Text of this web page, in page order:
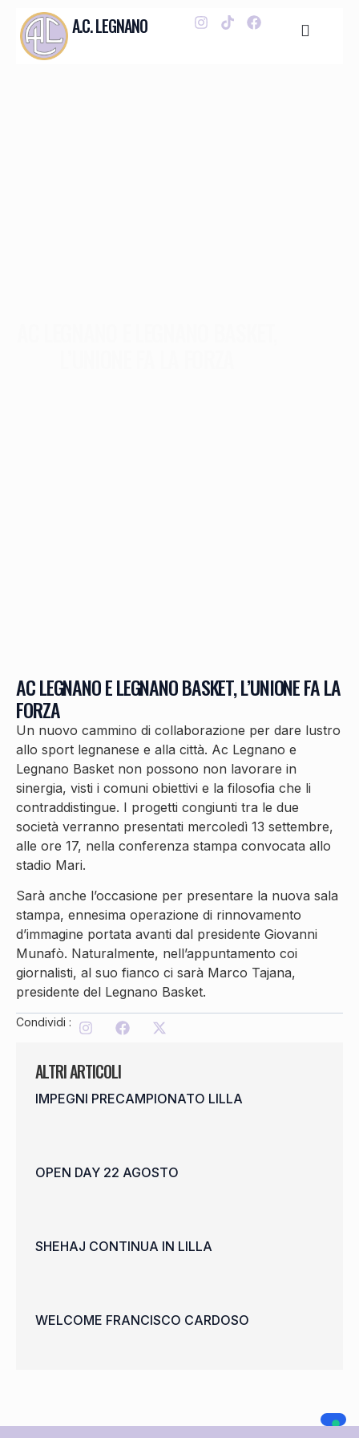
A.C. LEGNANO
ALTRI ARTICOLI
IMPEGNI PRECAMPIONATO LILLA
OPEN DAY 22 AGOSTO
SHEHAJ CONTINUA IN LILLA
WELCOME FRANCISCO CARDOSO
AC LEGNANO E LEGNANO BASKET, L’UNIONE FA LA
FORZA
Un nuovo cammino di collaborazione per dare lustro
allo sport legnanese e alla città. Ac Legnano e
Legnano Basket non possono non lavorare in
sinergia, visti i comuni obiettivi e la filosofia che li
contraddistingue. I progetti congiunti tra le due
società verranno presentati mercoledì 13 settembre,
alle ore 17, nella conferenza stampa convocata allo
stadio Mari.
Sarà anche l’occasione per presentare la nuova sala
stampa, ennesima operazione di rinnovamento
d’immagine portata avanti dal presidente Giovanni
Munafò. Naturalmente, nell’appuntamento coi
giornalisti, al suo fianco ci sarà Marco Tajana,
presidente del Legnano Basket.
Condividi :